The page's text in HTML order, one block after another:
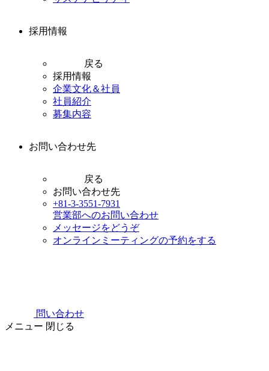
採用情報
戻る
採用情報
企業文化＆社員
社員紹介
募集内容
お問い合わせ先
戻る
お問い合わせ先
+81-3-3551-7931
営業部へのお問い合わせ
メッセージをどうぞ
オンラインミーティングの予約をする
問い合わせ
メニュー 閉じる